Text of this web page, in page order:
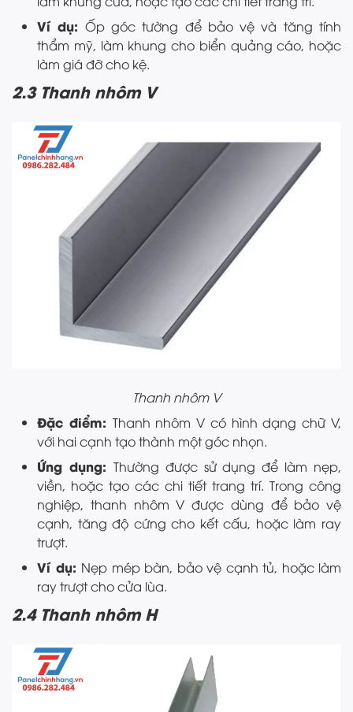
Ví dụ: Ốp góc tường để bảo vệ và tăng tính
thẩm mỹ, làm khung cho biển quảng cáo, hoặc
làm giá đỡ cho kệ.
2.3 Thanh nhôm V
Thanh nhôm V
Đặc điểm: Thanh nhôm V có hình dạng chữ V,
với hai cạnh tạo thành một góc nhọn.
Ứng dụng: Thường được sử dụng để làm nẹp,
viền, hoặc tạo các chi tiết trang trí. Trong công
nghiệp, thanh nhôm V được dùng để bảo vệ
cạnh, tăng độ cứng cho kết cấu, hoặc làm ray
trượt.
Ví dụ: Nẹp mép bàn, bảo vệ cạnh tủ, hoặc làm
ray trượt cho cửa lùa.
2.4 Thanh nhôm H